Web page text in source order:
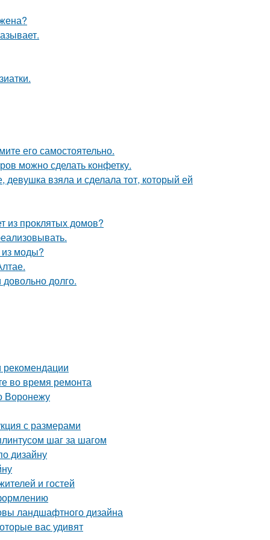
его самостоятельно.
можно сделать конфетку.
взяла и сделала тот, который ей
из проклятых домов?
из моды?
долго.
рекомендации
во время ремонта
Воронежу
с размерами
шаг за шагом
дизайну
и гостей
ландшафтного дизайна
вас удивят